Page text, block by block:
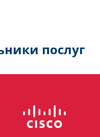
послуг